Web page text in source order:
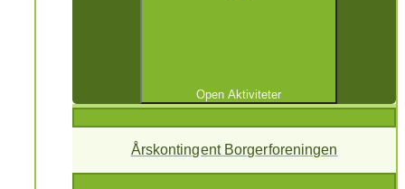
Open Aktiviteter
Årskontingent Borgerforeningen